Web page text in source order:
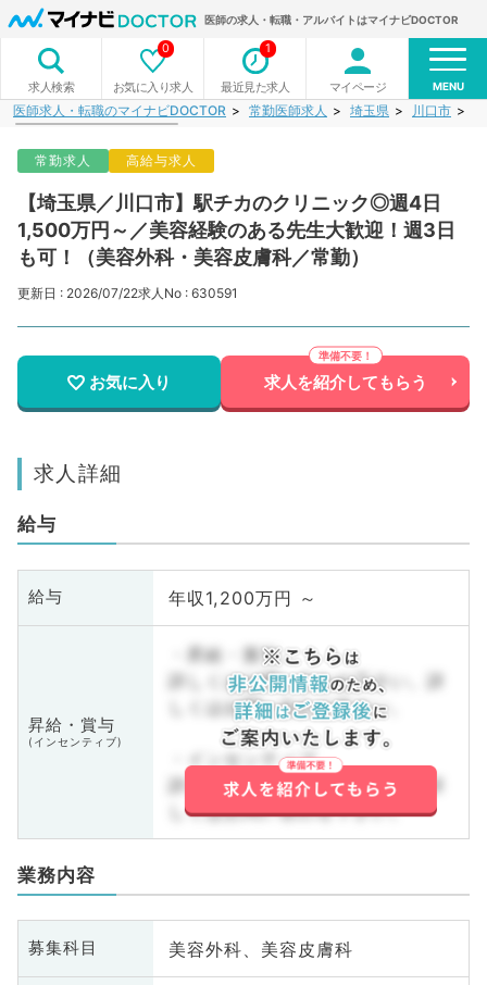
医師の求人・転職・アルバイトはマイナビDOCTOR
求人検索 お気に入り求人
0
最近見た求人
1
マイページ MENU
医師求人・転職のマイナビDOCTOR 常勤医師求人 埼玉県 川口市
常勤求人 高給与求人
【埼玉県／川口市】駅チカのクリニック◎週4日
1,500万円～／美容経験のある先生大歓迎！週3日
も可！（美容外科・美容皮膚科／常勤）
更新日 : 2026/07/22求人No : 630591
お気に入り 求人を紹介してもらう
求人詳細
給与
給与 年収1,200万円 ～
昇給・賞与
(インセンティブ)
・昇給・賞与
詳しくはお問い合わせ下さい。詳
しくはお問い合わせ下さい。
・インセンティブ
詳しくはお問い合わせ下さい。詳
しくはお問い合わせ下さい。
業務内容
募集科目 美容外科、美容皮膚科